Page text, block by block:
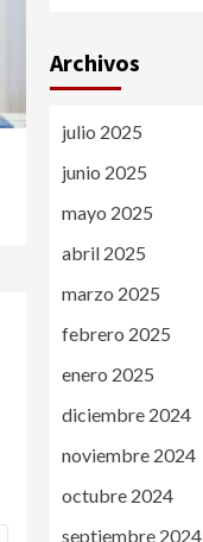
Archivos
julio 2025
junio 2025
mayo 2025
abril 2025
marzo 2025
febrero 2025
enero 2025
diciembre 2024
noviembre 2024
octubre 2024
septiembre 2024